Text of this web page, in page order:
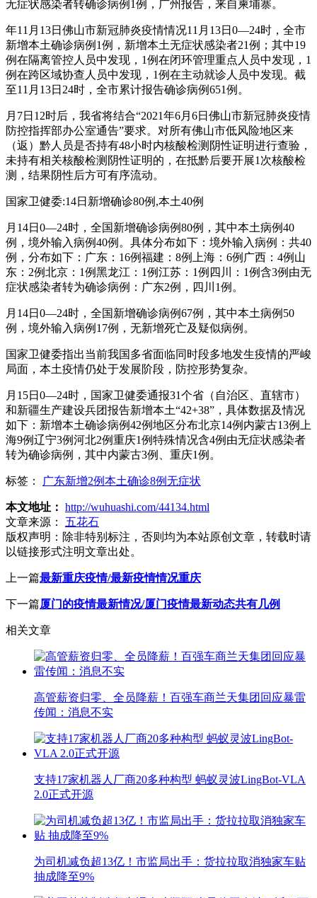
无症状感染者转确诊病例1例，广州报告，来自柬埔寨。
年11月13日佛山市新冠肺炎疫情情况11月13日0—24时，全市
新增本土确诊病例1例，新增本土无症状感染者21例；其中19
例在隔离管控人员中发现，1例在闭环管理重点人员中发现，1
例在跨区域协查人员中发现，1例在主动就诊人员中发现。截
至11月13日24时，全市累计报告确诊病例651例。
月7日12时后，我省将结合“2021年6月6日佛山市新冠肺炎疫情
防控指挥部办公室通告”要求。对所有佛山市低风险地区来
（返）黔人员是否持有48小时内核酸检测阴性证明进行查验，
未持有相关核酸检测阴性证明的，在抵黔后要开展1次核酸检
测，结果阴性后方可有序流动。
国家卫健委:14日新增确诊80例,本土40例
月14日0—24时，全国新增确诊病例80例，其中本土病例40
例，境外输入病例40例。具体分布如下：境外输入病例：共40
例，分布如下：广东：16例福建：8例上海：6例广西：4例山
东：2例北京：1例黑龙江：1例江苏：1例四川：1例含3例由无
症状感染者转为确诊病例：广东2例，四川1例。
月14日0—24时，全国新增确诊病例67例，其中本土病例50
例，境外输入病例17例，无新增死亡及疑似病例。
国家卫健委指出当前我国多省面临同时段多地发生疫情的严峻
局面，本土疫情仍处于发展阶段，防控形势复杂。
月15日0—24时，国家卫健委通报31个省（自治区、直辖市）
和新疆生产建设兵团报告新增本土“42+38”，具体数据及情况
如下：新增本土确诊病例42例地区分布北京14例内蒙古13例上
海9例辽宁3例河北2例重庆1例特殊情况含4例由无症状感染者
转为确诊病例，其中内蒙古3例、重庆1例。
标签： 广东新增2例本土确诊8例无症状
本文地址： http://wuhuashi.com/44134.html
文章来源：
五花石
版权声明： 除非特别标注，否则均为本站原创文章，转载时请
以链接形式注明文章出处。
上一篇最新重庆疫情/最新疫情情况重庆
下一篇厦门的疫情最新情况/厦门疫情最新动态共有几例
相关文章
高管薪资归零、全员降薪！百强车商兰天集团回应暴雷
传闻：消息不实
支持17家机器人厂商20多种构型 蚂蚁灵波LingBot-VLA
2.0正式开源
为司机减负超13亿！市监局出手：货拉拉取消独家车贴
抽成降至9%